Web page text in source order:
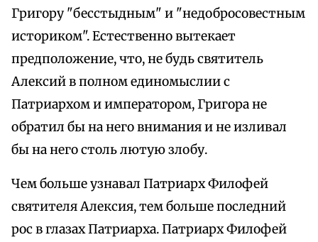
Григору "бесстыдным" и "недобросовестным
историком". Естественно вытекает
предположение, что, не будь святитель
Алексий в полном единомыслии с
Патриархом и императором, Григора не
обратил бы на него внимания и не изливал
бы на него столь лютую злобу.
Чем больше узнавал Патриарх Филофей
святителя Алексия, тем больше последний
рос в глазах Патриарха. Патриарх Филофей